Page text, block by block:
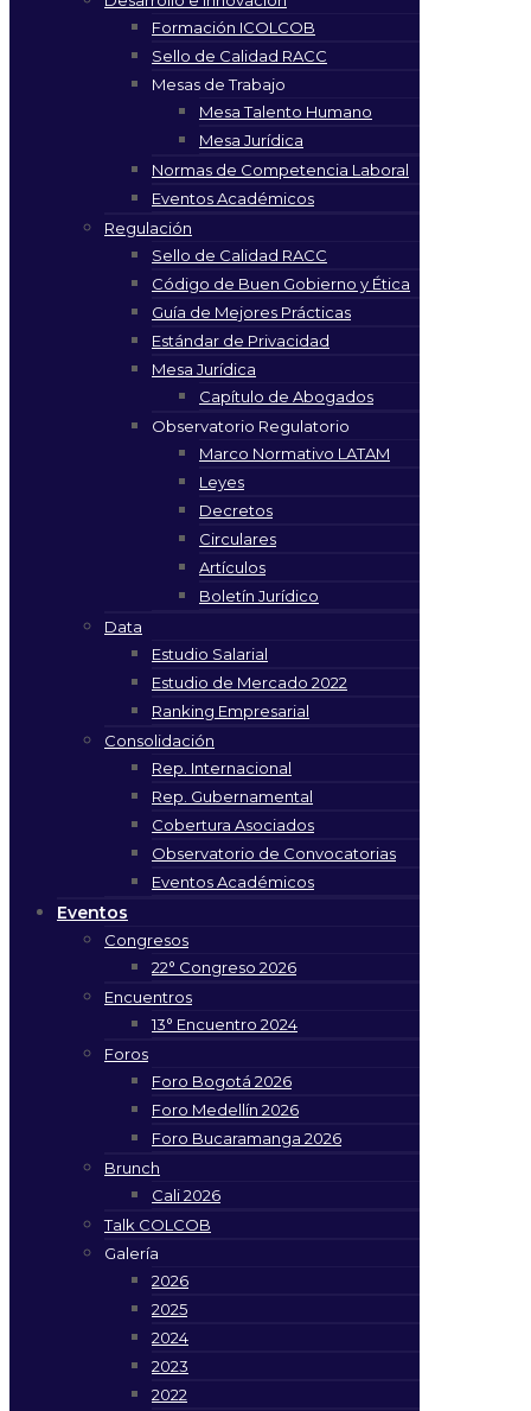
Formación ICOLCOB
Sello de Calidad RACC
Mesas de Trabajo
Mesa Talento Humano
Mesa Jurídica
Normas de Competencia Laboral
Eventos Académicos
Regulación
Sello de Calidad RACC
Código de Buen Gobierno y Ética
Guía de Mejores Prácticas
Estándar de Privacidad
Mesa Jurídica
Capítulo de Abogados
Observatorio Regulatorio
Marco Normativo LATAM
Leyes
Decretos
Circulares
Artículos
Boletín Jurídico
Data
Estudio Salarial
Estudio de Mercado 2022
Ranking Empresarial
Consolidación
Rep. Internacional
Rep. Gubernamental
Cobertura Asociados
Observatorio de Convocatorias
Eventos Académicos
Eventos
Congresos
22° Congreso 2026
Encuentros
13° Encuentro 2024
Foros
Foro Bogotá 2026
Foro Medellín 2026
Foro Bucaramanga 2026
Brunch
Cali 2026
Talk COLCOB
Galería
2026
2025
2024
2023
2022